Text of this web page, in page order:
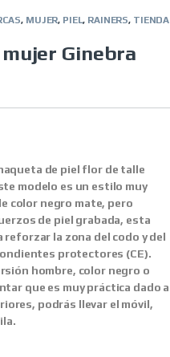
, MUJER, PIEL, RAINERS, TIENDA
Ginebra
de piel flor de talle
modelo es un estilo muy
color negro mate, pero
de piel grabada, esta
la zona del codo y del
protectores (CE).
hombre, color negro o
que es muy práctica dado a
podrás llevar el móvil,